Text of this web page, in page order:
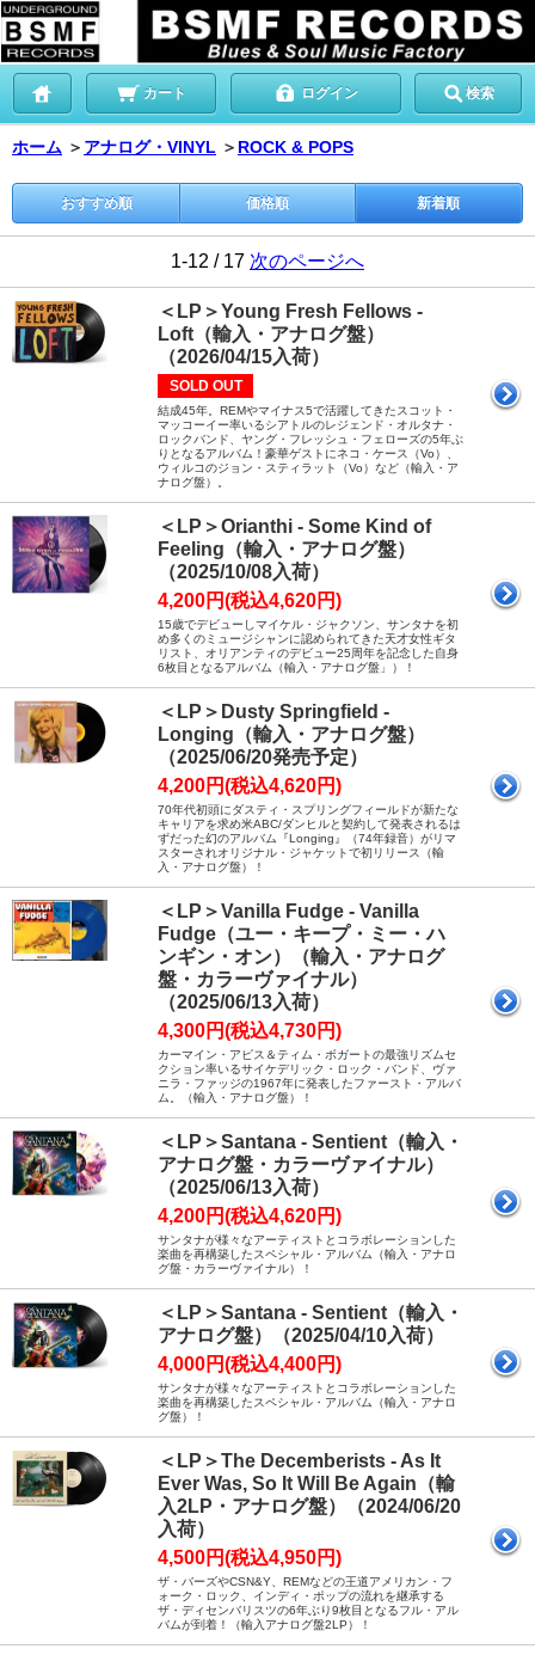
カート ログイン 検索
ホーム ＞ アナログ・VINYL ＞ ROCK & POPS
おすすめ順 価格順 新着順
1-12 / 17 次のページへ
＜LP＞Young Fresh Fellows -
Loft（輸入・アナログ盤）
（2026/04/15入荷）
SOLD OUT
結成45年。REMやマイナス5で活躍してきたスコット・
マッコーイー率いるシアトルのレジェンド・オルタナ・
ロックバンド、ヤング・フレッシュ・フェローズの5年ぶ
りとなるアルバム！豪華ゲストにネコ・ケース（Vo）、
ウィルコのジョン・スティラット（Vo）など（輸入・ア
ナログ盤）。
＜LP＞Orianthi - Some Kind of
Feeling（輸入・アナログ盤）
（2025/10/08入荷）
4,200円(税込4,620円)
15歳でデビューしマイケル・ジャクソン、サンタナを初
め多くのミュージシャンに認められてきた天才女性ギタ
リスト、オリアンティのデビュー25周年を記念した自身
6枚目となるアルバム（輸入・アナログ盤」）！
＜LP＞Dusty Springfield -
Longing（輸入・アナログ盤）
（2025/06/20発売予定）
4,200円(税込4,620円)
70年代初頭にダスティ・スプリングフィールドが新たな
キャリアを求め米ABC/ダンヒルと契約して発表されるは
ずだった幻のアルバム『Longing』（74年録音）がリマ
スターされオリジナル・ジャケットで初リリース（輸
入・アナログ盤）！
＜LP＞Vanilla Fudge - Vanilla
Fudge（ユー・キープ・ミー・ハ
ンギン・オン）（輸入・アナログ
盤・カラーヴァイナル）
（2025/06/13入荷）
4,300円(税込4,730円)
カーマイン・アピス＆ティム・ボガートの最強リズムセ
クション率いるサイケデリック・ロック・バンド、ヴァ
ニラ・ファッジの1967年に発表したファースト・アルバ
ム。（輸入・アナログ盤）！
＜LP＞Santana - Sentient（輸入・
アナログ盤・カラーヴァイナル）
（2025/06/13入荷）
4,200円(税込4,620円)
サンタナが様々なアーティストとコラボレーションした
楽曲を再構築したスペシャル・アルバム（輸入・アナロ
グ盤・カラーヴァイナル）！
＜LP＞Santana - Sentient（輸入・
アナログ盤）（2025/04/10入荷）
4,000円(税込4,400円)
サンタナが様々なアーティストとコラボレーションした
楽曲を再構築したスペシャル・アルバム（輸入・アナロ
グ盤）！
＜LP＞The Decemberists - As It
Ever Was, So It Will Be Again（輸
入2LP・アナログ盤）（2024/06/20
入荷）
4,500円(税込4,950円)
ザ・バーズやCSN&Y、REMなどの王道アメリカン・フ
ォーク・ロック、インディ・ポップの流れを継承する
ザ・ディセンバリスツの6年ぶり9枚目となるフル・アル
バムが到着！（輸入アナログ盤2LP）！